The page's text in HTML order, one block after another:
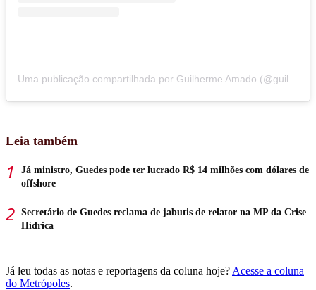
Leia também
Já ministro, Guedes pode ter lucrado R$ 14 milhões com dólares de
offshore
Secretário de Guedes reclama de jabutis de relator na MP da Crise
Hídrica
Já leu todas as notas e reportagens da coluna hoje? Acesse a coluna
do Metrópoles.